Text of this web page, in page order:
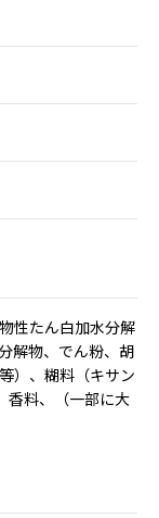
性たん白加水分解
解物、でん粉、胡
）、糊料（キサン
香料、（一部に大